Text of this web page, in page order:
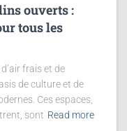
ouverts :
tous les
frais et de
de culture et de
Ces espaces,
sont Read more